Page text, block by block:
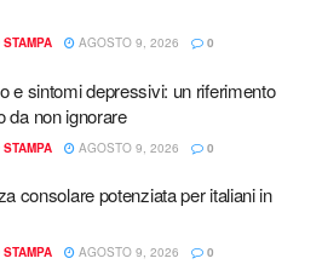
AGOSTO 9, 2026 0
e sintomi depressivi: un riferimento
da non ignorare
AGOSTO 9, 2026 0
consolare potenziata per italiani in
AGOSTO 9, 2026 0